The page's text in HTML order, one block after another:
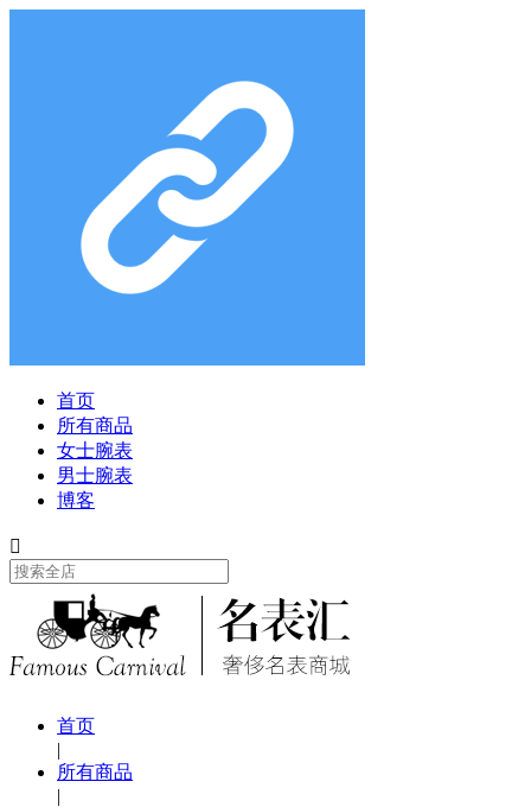
首页
所有商品
女士腕表
男士腕表
博客

首页
|
所有商品
|